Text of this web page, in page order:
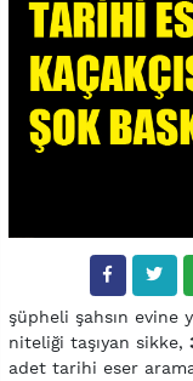
şüpheli şahsın evine
niteliği taşıyan sikke,
adet tarihi eser